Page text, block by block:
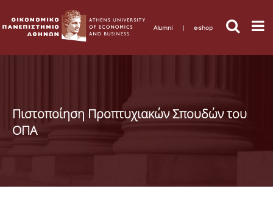
Alumni | e-shop
Πιστοποίηση Προπτυχιακών Σπουδών του
ΟΠΑ